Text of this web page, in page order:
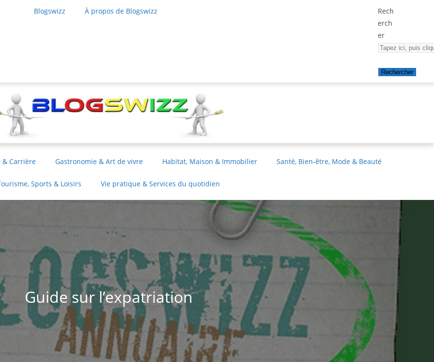
Blogswizz À propos de Blogswizz
Rech
erch
er
Rechercher
& Carrière Gastronomie & Art de vivre Habitat, Maison & Immobilier Santé, Bien-être, Mode & Beauté
Sports & Loisirs Vie pratique & Services du quotidien
Guide sur l’expatriation